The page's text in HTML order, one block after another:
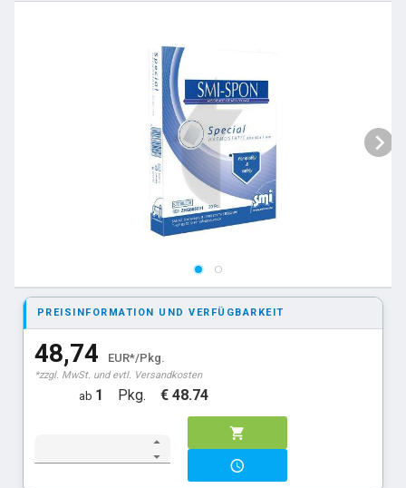
PREISINFORMATION UND VERFÜGBARKEIT
48,74 EUR*/Pkg.
*zzgl. MwSt. und evtl. Versandkosten
ab 1 Pkg. € 48.74